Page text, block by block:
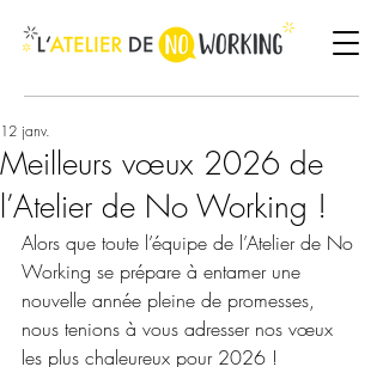
Meilleurs vœux 2026 de
l’Atelier de No Working !
12 janv.
Alors que toute l’équipe de l’Atelier de No
Working se prépare à entamer une
nouvelle année pleine de promesses,
nous tenions à vous adresser nos vœux
les plus chaleureux pour 2026 !